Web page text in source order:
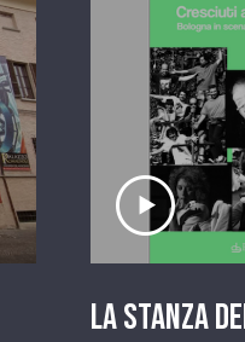
La stanza